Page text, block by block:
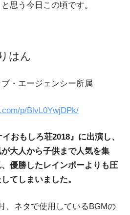
思う今日この頃です。
はん
・エージェンシー所属
p/BlvL0YwjDPk/
おもしろ荘2018』に出演し、
大人から子供まで人気を集
優勝したレインボーよりも圧
てしまいました。
、ネタで使用しているBGMの